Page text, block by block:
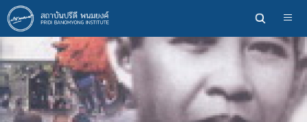
ข้าม
ไป
ยัง
เนื้อหา
หลัก